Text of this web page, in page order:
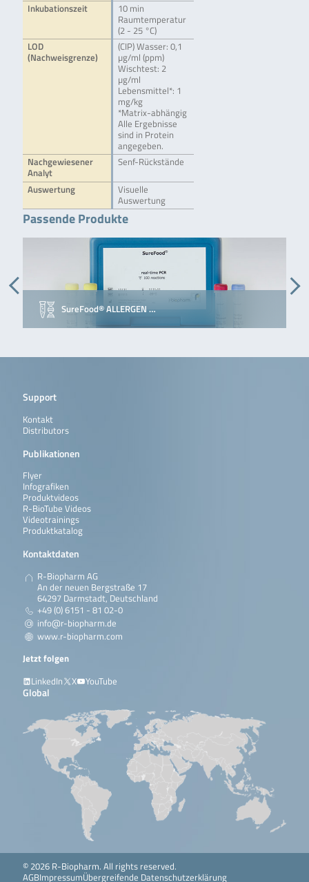
Inkubationszeit
10 min
Raumtemperatur
(2 - 25 °C)
LOD
(Nachweisgrenze)
(CIP) Wasser: 0,1
µg/ml (ppm)
Wischtest: 2
µg/ml
Lebensmittel*: 1
mg/kg
*Matrix-abhängig
Alle Ergebnisse
sind in Protein
angegeben.
Nachgewiesener
Analyt
Senf-Rückstände
Auswertung
Visuelle
Auswertung
Passende Produkte
SureFood® ALLERGEN …
Support
Kontakt
Distributors
Publikationen
Flyer
Infografiken
Produktvideos
R-BioTube Videos
Videotrainings
Produktkatalog
Kontaktdaten
R-Biopharm AG
An der neuen Bergstraße 17
64297 Darmstadt, Deutschland
+49 (0) 6151 - 81 02-0
info@r-biopharm.de
www.r-biopharm.com
Jetzt folgen
LinkedIn
X YouTube
Global
© 2026 R-Biopharm. All rights reserved.
AGBImpressumÜbergreifende Datenschutzerklärung